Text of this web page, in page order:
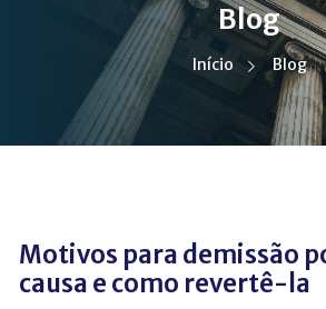
Blog
Início Blog
Motivos para demissão
causa e como revertê-la